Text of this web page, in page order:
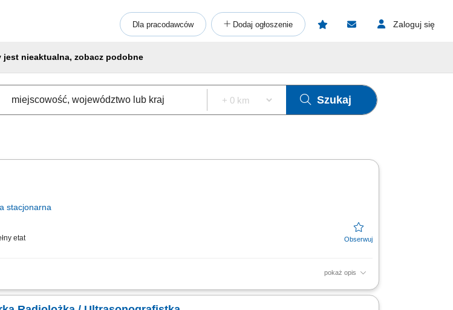
Dla pracodawców Dodaj ogłoszenie Zaloguj się
jest nieaktualna, zobacz podobne
Szukaj
stacjonarna
etat
pokaż opis
Wykonywanie procedur związanych z planowaniem i realizacją radioterapii, w tym badań TK i